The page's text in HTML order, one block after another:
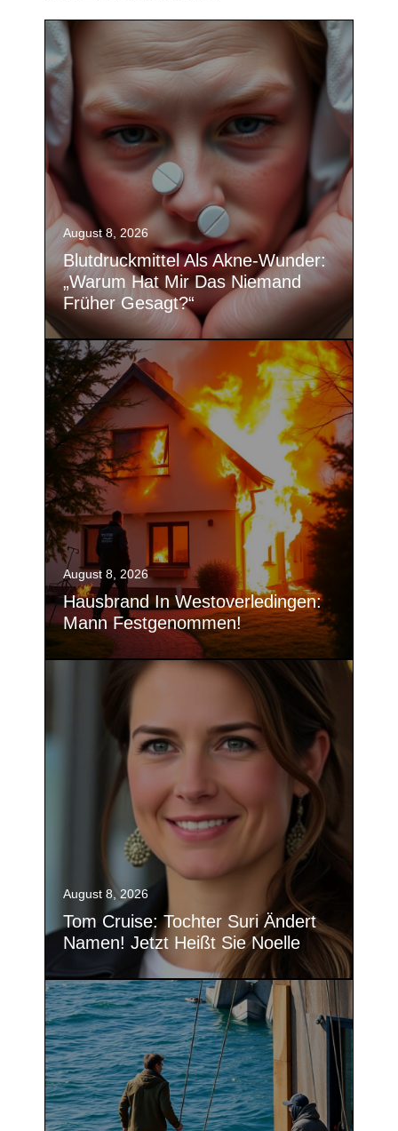
August 8, 2026
Blutdruckmittel Als Akne-Wunder:
„Warum Hat Mir Das Niemand
Früher Gesagt?“
August 8, 2026
Hausbrand In Westoverledingen:
Mann Festgenommen!
August 8, 2026
Tom Cruise: Tochter Suri Ändert
Namen! Jetzt Heißt Sie Noelle